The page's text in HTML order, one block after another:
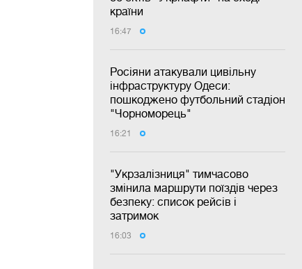
країни
16:47
Росіяни атакували цивільну
інфраструктуру Одеси:
пошкоджено футбольний стадіон
"Чорноморець"
16:21
"Укрзалізниця" тимчасово
змінила маршрути поїздів через
безпеку: список рейсів і
затримок
16:03